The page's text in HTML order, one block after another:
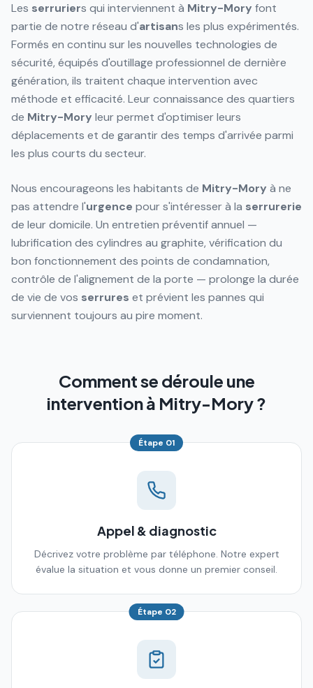
Les serruriers qui interviennent à Mitry-Mory font
partie de notre réseau d'artisans les plus expérimentés.
Formés en continu sur les nouvelles technologies de
sécurité, équipés d'outillage professionnel de dernière
génération, ils traitent chaque intervention avec
méthode et efficacité. Leur connaissance des quartiers
de Mitry-Mory leur permet d'optimiser leurs
déplacements et de garantir des temps d'arrivée parmi
les plus courts du secteur.
Nous encourageons les habitants de Mitry-Mory à ne
pas attendre l'urgence pour s'intéresser à la serrurerie
de leur domicile. Un entretien préventif annuel —
lubrification des cylindres au graphite, vérification du
bon fonctionnement des points de condamnation,
contrôle de l'alignement de la porte — prolonge la durée
de vie de vos serrures et prévient les pannes qui
surviennent toujours au pire moment.
Comment se déroule une
intervention à Mitry-Mory ?
Étape 01
Appel & diagnostic
Décrivez votre problème par téléphone. Notre expert
évalue la situation et vous donne un premier conseil.
Étape 02